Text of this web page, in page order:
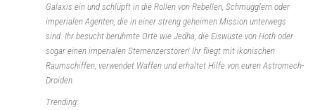
Galaxis ein und schlüpft in die Rollen von Rebellen, Schmugglern oder
imperialen Agenten, die in einer streng geheimen Mission unterwegs
sind. Ihr besucht berühmte Orte wie Jedha, die Eiswüste von Hoth oder
sogar einen imperialen Sternenzerstörer! Ihr fliegt mit ikonischen
Raumschiffen, verwendet Waffen und erhaltet Hilfe von euren Astromech-
Droiden.
Trending: